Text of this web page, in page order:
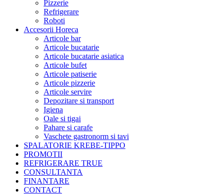
Pizzerie
Refrigerare
Roboti
Accesorii Horeca
Articole bar
Articole bucatarie
Articole bucatarie asiatica
Articole bufet
Articole patiserie
Articole pizzerie
Articole servire
Depozitare si transport
Igiena
Oale si tigai
Pahare si carafe
Vaschete gastronorm si tavi
SPALATORIE KREBE-TIPPO
PROMOTII
REFRIGERARE TRUE
CONSULTANTA
FINANTARE
CONTACT